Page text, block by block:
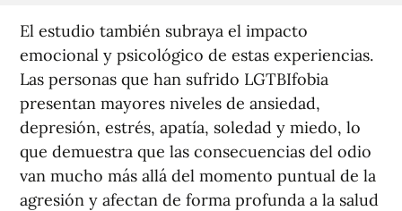
El estudio también subraya el impacto
emocional y psicológico de estas experiencias.
Las personas que han sufrido LGTBIfobia
presentan mayores niveles de ansiedad,
depresión, estrés, apatía, soledad y miedo, lo
que demuestra que las consecuencias del odio
van mucho más allá del momento puntual de la
agresión y afectan de forma profunda a la salud